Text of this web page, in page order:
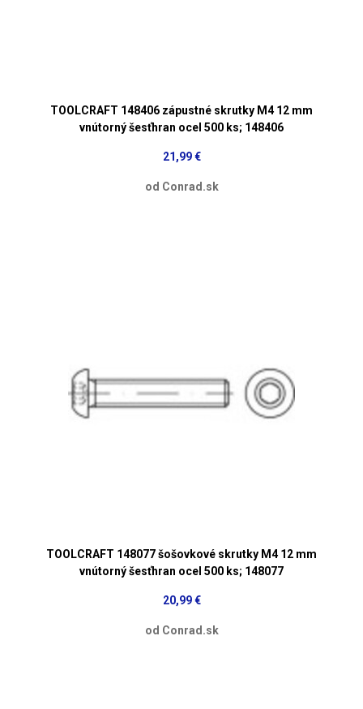
TOOLCRAFT 148406 zápustné skrutky M4 12 mm
vnútorný šesťhran ocel 500 ks; 148406
21,99 €
od Conrad.sk
TOOLCRAFT 148077 šošovkové skrutky M4 12 mm
vnútorný šesťhran ocel 500 ks; 148077
20,99 €
od Conrad.sk